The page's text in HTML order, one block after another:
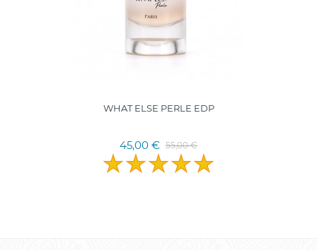
WHAT ELSE PERLE EDP
45,00 € 55,00 €